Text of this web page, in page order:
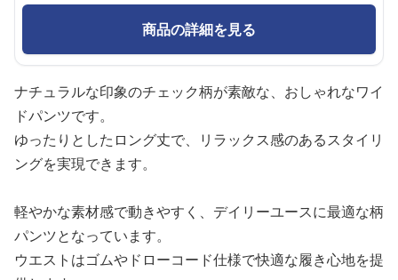
商品の詳細を見る
ナチュラルな印象のチェック柄が素敵な、おしゃれなワイ
ドパンツです。
ゆったりとしたロング丈で、リラックス感のあるスタイリ
ングを実現できます。
軽やかな素材感で動きやすく、デイリーユースに最適な柄
パンツとなっています。
ウエストはゴムやドローコード仕様で快適な履き心地を提